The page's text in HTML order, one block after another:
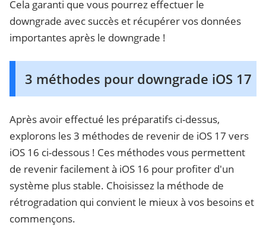
Cela garanti que vous pourrez effectuer le
downgrade avec succès et récupérer vos données
importantes après le downgrade !
3 méthodes pour downgrade iOS 17
Après avoir effectué les préparatifs ci-dessus,
explorons les 3 méthodes de revenir de iOS 17 vers
iOS 16 ci-dessous ! Ces méthodes vous permettent
de revenir facilement à iOS 16 pour profiter d'un
système plus stable. Choisissez la méthode de
rétrogradation qui convient le mieux à vos besoins et
commençons.